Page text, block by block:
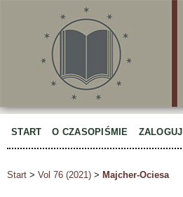
START O CZASOPIŚMIE ZALOGUJ
Start > Vol 76 (2021) > Majcher-Ociesa